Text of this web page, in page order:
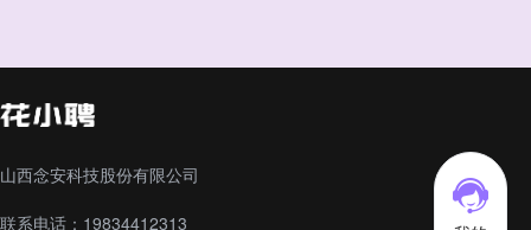
山西念安科技股份有限公司
联系电话：19834412313